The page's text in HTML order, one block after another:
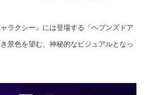
ャラクシー』には登場する「ヘブンズドア
景色を望む、神秘的なビジュアルとなっ